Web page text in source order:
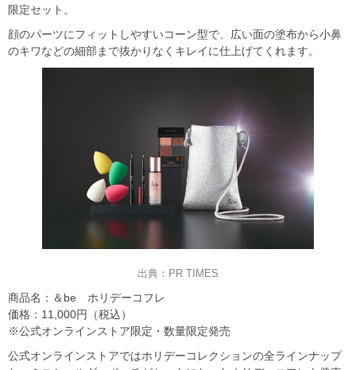
限定セット。
顔のパーツにフィットしやすいコーン型で、広い面の塗布から小鼻
のキワなどの細部まで抜かりなくキレイに仕上げてくれます。
出典：PR TIMES
商品名：＆be ホリデーコフレ
価格：11,000円（税込）
※公式オンラインストア限定・数量限定発売
公式オンラインストアではホリデーコレクションの全ラインナップ